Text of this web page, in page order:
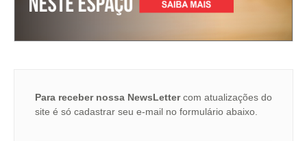
Para receber nossa NewsLettercom atualizações do
site é só cadastrar seu e-mail no formulário abaixo.